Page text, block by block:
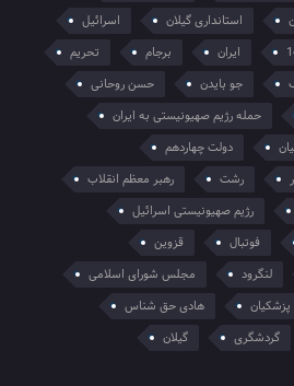
استانداری گیلان
اسرائیل
ایران برجام
تحریم
جو بایدن
حسن روحانی
حمله رژیم صهیونیستی به ایران
دولت چهاردهم
رشت
رهبر معظم انقلاب
رژیم صهیونیستی اسرائیل
فوتبال
قزوین
لنگرود
مجلس شورای اسلامی
هادی حق شناس
گردشگری
گیلان